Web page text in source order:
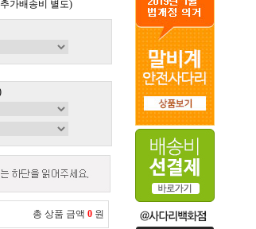
가배송비 별도)
총 상품 금액 0 원